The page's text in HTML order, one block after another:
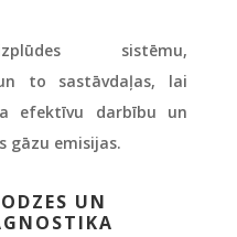
sistēmu,
to sastāvdaļas, lai
efektīvu darbību un
gāzu emisijas.
UN